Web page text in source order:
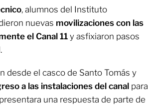
, alumnos del Instituto
nuevas movilizaciones con las
el Canal 11 y asfixiaron pasos
desde el casco de Santo Tomás y
a las instalaciones del canal para
una respuesta de parte de